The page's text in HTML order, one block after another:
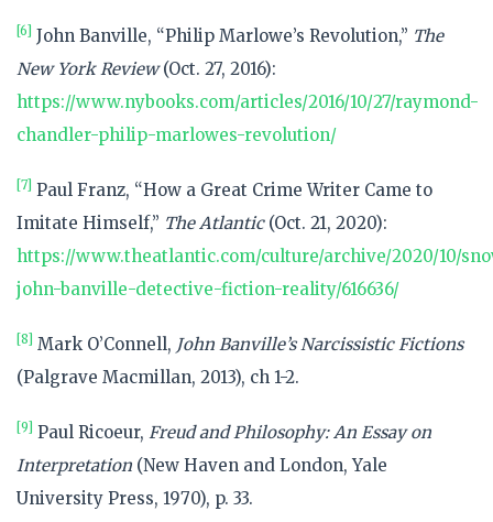
[6] John Banville, “Philip Marlowe’s Revolution,” The
New York Review(Oct. 27, 2016):
https://www.nybooks.com/articles/2016/10/27/raymond-
chandler-philip-marlowes-revolution/
[7] Paul Franz, “How a Great Crime Writer Came to
Imitate Himself,” The Atlantic (Oct. 21, 2020):
https://www.theatlantic.com/culture/archive/2020/10/
john-banville-detective-fiction-reality/616636/
[8] Mark O’Connell, John Banville’s Narcissistic Fictions
(Palgrave Macmillan, 2013), ch 1-2.
[9] Paul Ricoeur, Freud and Philosophy: An Essay on
Interpretation (New Haven and London, Yale
University Press, 1970), p. 33.